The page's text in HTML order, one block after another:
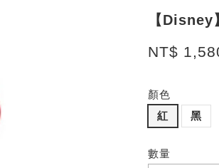
【
NT$
顏色
紅
黑
數量